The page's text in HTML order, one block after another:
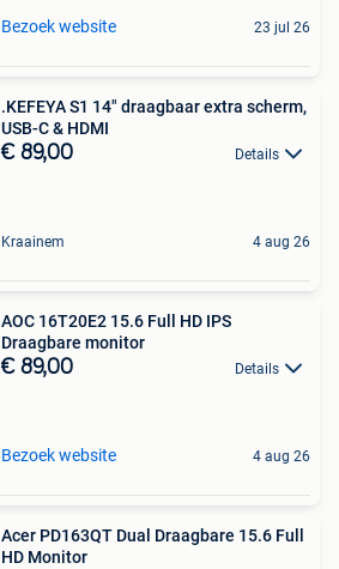
Bezoek website 23 jul 26
.KEFEYA S1 14" draagbaar extra scherm,
USB-C & HDMI
€ 89,00 Details
Kraainem 4 aug 26
AOC 16T20E2 15.6 Full HD IPS
Draagbare monitor
€ 89,00 Details
Bezoek website 4 aug 26
Acer PD163QT Dual Draagbare 15.6 Full
HD Monitor